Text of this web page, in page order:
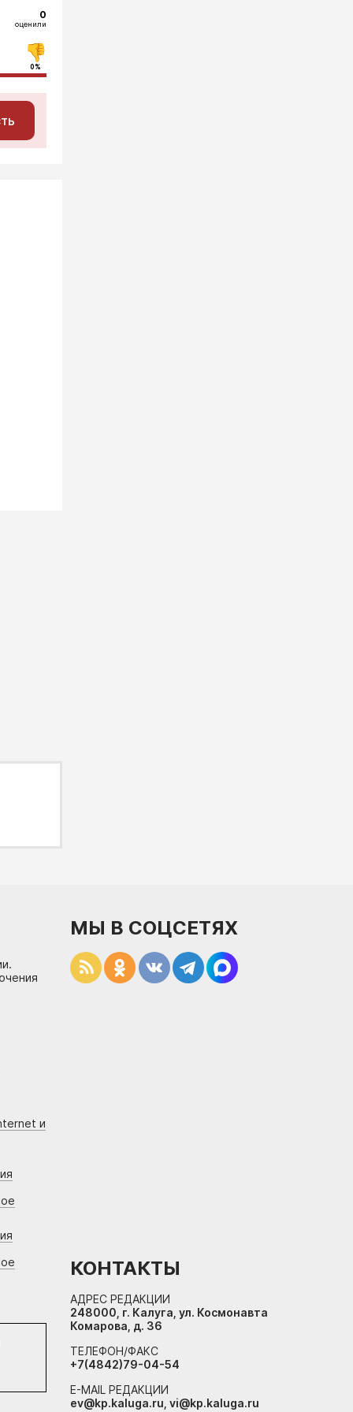
0
оценили
0%
и
МЫ В СОЦСЕТЯХ
КОНТАКТЫ
АДРЕС РЕДАКЦИИ
248000, г. Калуга, ул. Космонавта
Комарова, д. 36
ТЕЛЕФОН/ФАКС
+7(4842)79-04-54
E-MAIL РЕДАКЦИИ
ev@kp.kaluga.ru, vi@kp.kaluga.ru